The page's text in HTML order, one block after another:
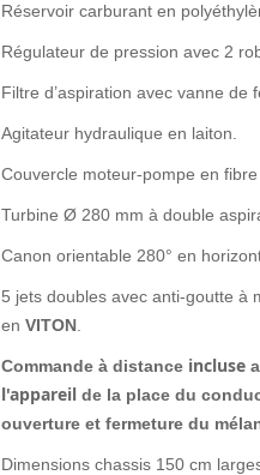
Réservoir carburant en
Régulateur de pression avec 2
Filtre d’aspiration avec vanne de
Agitateur hydraulique en laiton.
Couvercle moteur-pompe en fibre
Turbine Ø 280 mm à double
Canon orientable 280° en
5 jets doubles avec anti-goutte à
en VITON
Commande à distance incluse
l'appareil de la place du
ouverture et fermeture du
Dimensions chassis 150 cm